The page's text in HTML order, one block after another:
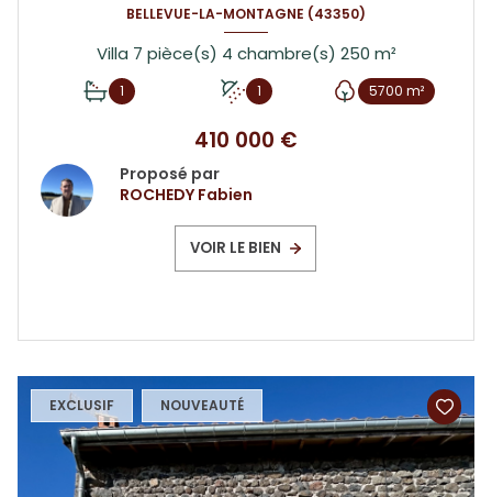
BELLEVUE-LA-MONTAGNE (43350)
Villa 7 pièce(s) 4 chambre(s) 250 m²
1 1 5700 m²
410 000 €
Proposé par
ROCHEDY Fabien
VOIR LE BIEN
EXCLUSIF NOUVEAUTÉ